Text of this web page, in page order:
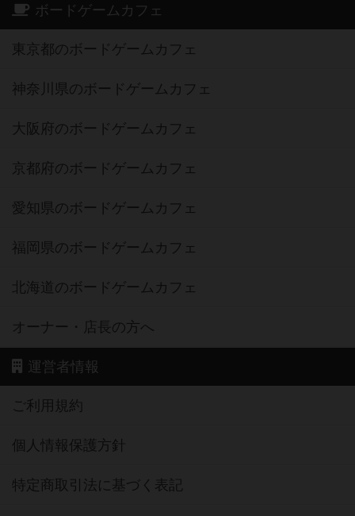
ボードゲームカフェ
東京都のボードゲームカフェ
神奈川県のボードゲームカフェ
大阪府のボードゲームカフェ
京都府のボードゲームカフェ
愛知県のボードゲームカフェ
福岡県のボードゲームカフェ
北海道のボードゲームカフェ
オーナー・店長の方へ
運営者情報
ご利用規約
個人情報保護方針
特定商取引法に基づく表記